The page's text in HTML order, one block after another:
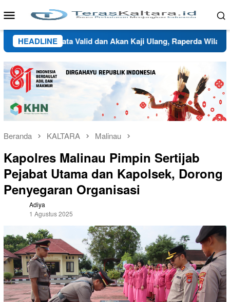
ke
Menu
Mobile
HEADLINE
Data Valid dan Akan Kaji Ulang, Raperda Wilayah Adat
Beranda KALTARA Malinau
Kapolres Malinau Pimpin Sertijab
Pejabat Utama dan Kapolsek, Dorong
Penyegaran Organisasi
Adiya
1 Agustus 2025